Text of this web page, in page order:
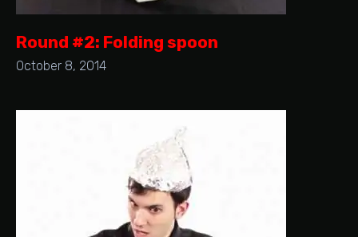
Round #2: Folding spoon
October 8, 2014